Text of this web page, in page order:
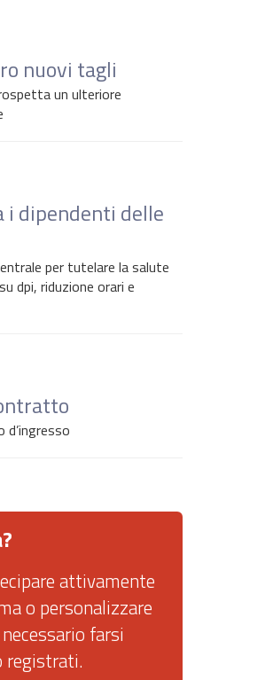
nuovi tagli
un ulteriore
i dipendenti delle
per tutelare la salute
dpi, riduzione orari e
attivamente
o personalizzare
farsi
registrati.